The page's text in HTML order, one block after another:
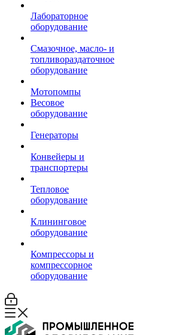
Лабораторное
оборудование
Смазочное, масло- и
топливораздаточное
оборудование
Мотопомпы
Весовое
оборудование
Генераторы
Конвейеры и
транспортеры
Тепловое
оборудование
Клининговое
оборудование
Компрессоры и
компрессорное
оборудование